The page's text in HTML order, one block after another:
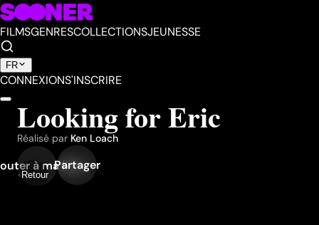
FILMSGENRESCOLLECTIONSJEUNESSE
FR
CONNEXIONS'INSCRIRE
Retour
Looking for Eric
Réalisé par Ken Loach
à ma liste
Partager